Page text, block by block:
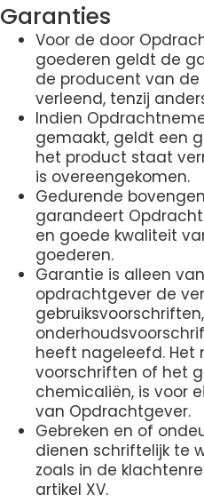
Garanties
Voor de door
goederen geldt de
de producent van
verleend, tenzij
Indien
gemaakt, geldt een
het product staat
is overeengekomen.
Gedurende
garandeert
en goede kwaliteit
goederen.
Garantie is alleen
opdrachtgever de
gebruiksvoorschriften,
heeft nageleefd. Het
voorschriften of het
chemicaliën, is voor
van Opdrachtgever.
Gebreken en of
dienen schriftelijk te
zoals in de
artikel XV.